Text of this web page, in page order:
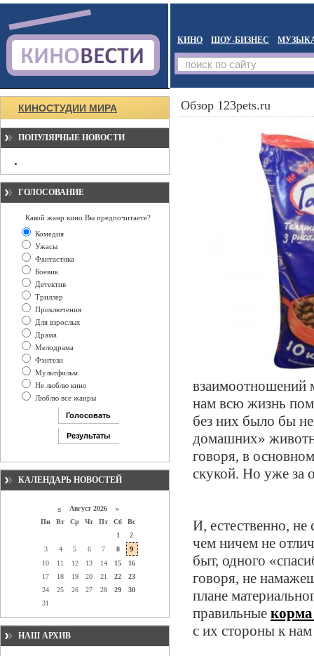
КИНО ШОУ-БИЗНЕС
КИНОСТУДИИ МИРА
ПОПУЛЯРНЫЕ НОВОСТИ
ГОЛОСОВАНИЕ
Какой жанр кино Вы предпочитаете?
Комедия
Ужасы
Фантастика
Боевик
Детектив
Триллер
Приключения
Для взрослых
Драма
Мелодрама
Фэнтези
Мультфильм
Не люблю кино
Люблю все жанры
КАЛЕНДАРЬ НОВОСТЕЙ
« Август 2026 »
Пн
Вт Ср Чт Пт Сб
Вс
1
2
3
4 5 6 7 8
9
10
11 12 13 14 15
16
17
18 19 20 21 22
23
24
25 26 27 28 29
30
31
НАШ АРХИВ
Обзор 123pets.ru
нам всю жизнь
без них было бы
домашних»
говоря, в
скукой. Но уже за
И, естественно,
чем ничем не
быт, одного
говоря, не
плане
правильные корма
с их стороны к